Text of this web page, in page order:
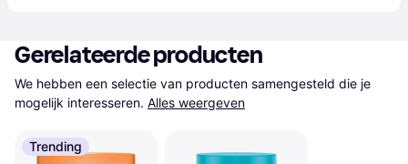
Gerelateerde producten
We hebben een selectie van producten samengesteld die je
mogelijk interesseren. Alles weergeven
Trending